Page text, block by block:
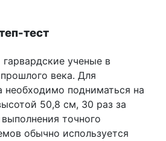
тест
гарвардские ученые в
века. Для
необходимо подниматься на
50,8 см, 30 раз за
точного
обычно используется